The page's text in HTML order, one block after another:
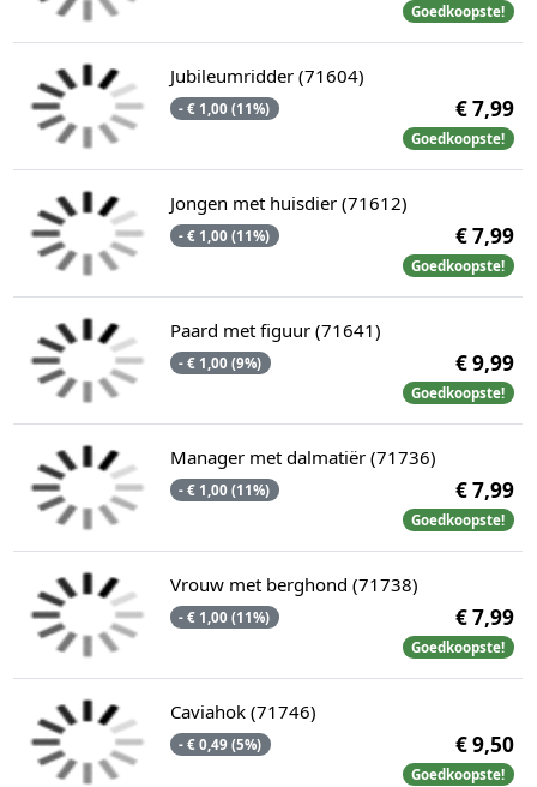
Goedkoopste!
Jubileumridder (71604)
- € 1,00 (11%) € 7,99
Goedkoopste!
Jongen met huisdier (71612)
- € 1,00 (11%) € 7,99
Goedkoopste!
Paard met figuur (71641)
- € 1,00 (9%) € 9,99
Goedkoopste!
Manager met dalmatiër (71736)
- € 1,00 (11%) € 7,99
Goedkoopste!
Vrouw met berghond (71738)
- € 1,00 (11%) € 7,99
Goedkoopste!
Caviahok (71746)
- € 0,49 (5%) € 9,50
Goedkoopste!